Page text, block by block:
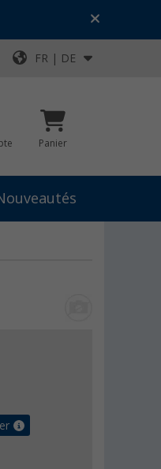
FR | DE
Panier